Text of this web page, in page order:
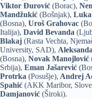
Viktor Đurović (Borac),
Mandžukić (Bošnjak), Luka
(Bosna), Uroš Grahovac
Italija), David Bevanda
Blakaj (Rasta Vechta,
University, SAD),
(Bosna), Novak Manojlović
Srbija), Eman Jašarević
Protrka (Posušje), Andrej
Spahić (AKK Maribor,
Damjanović (Široki).